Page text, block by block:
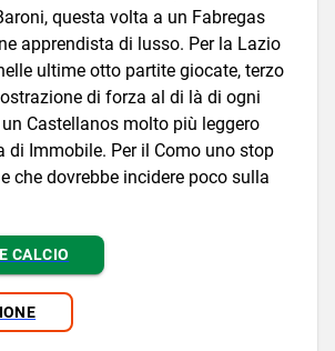
questa volta a un Fabregas
apprendista di lusso. Per la Lazio
ultime otto partite giocate, terzo
di forza al di là di ogni
Castellanos molto più leggero
di Immobile. Per il Como uno stop
che dovrebbe incidere poco sulla
CALCIO